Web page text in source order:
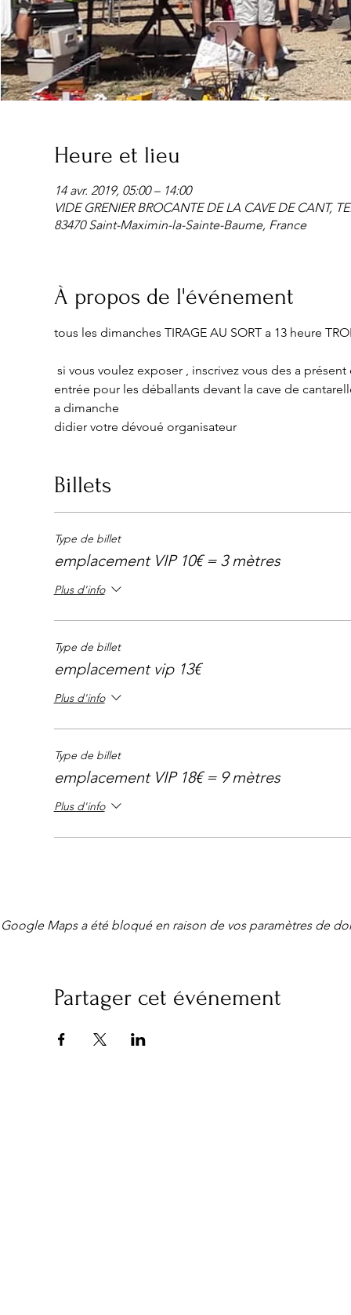
Heure et lieu
14 avr. 2019, 05:00 – 14:00
VIDE GRENIER BROCANTE DE LA CAVE DE CANT,
83470 Saint-Maximin-la-Sainte-Baume, France
À propos de l'événement
si vous voulez exposer , inscrivez vous des a
entrée pour les déballants devant la cave de
a dimanche
didier votre dévoué organisateur
Billets
Type de billet
emplacement VIP 10€ = 3 mètres
Plus d'info
Type de billet
emplacement vip 13€
Plus d'info
Type de billet
emplacement VIP 18€ = 9 mètres
Plus d'info
Google Maps a été bloqué en raison de vos paramètres de
Partager cet événement